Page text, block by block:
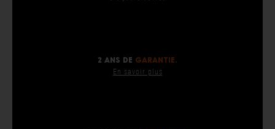
2 ans de garantie.
En savoir plus